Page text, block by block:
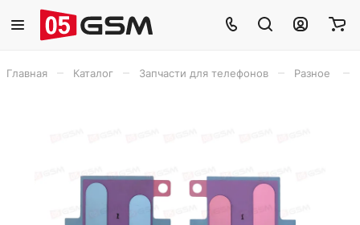
Главная Каталог Запчасти для телефонов Разное